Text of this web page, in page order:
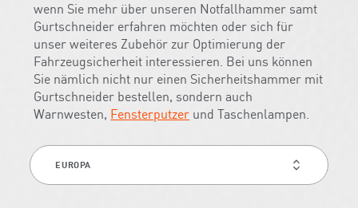
wenn Sie mehr über unseren Notfallhammer samt
Gurtschneider erfahren möchten oder sich für
unser weiteres Zubehör zur Optimierung der
Fahrzeugsicherheit interessieren. Bei uns können
Sie nämlich nicht nur einen Sicherheitshammer mit
Gurtschneider bestellen, sondern auch
Warnwesten, Fensterputzer und Taschenlampen.
CONTACT
INFO
FOR